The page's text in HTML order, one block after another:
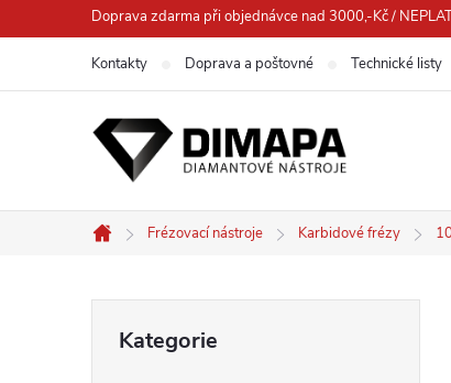
na
Doprava zdarma při objednávce nad 3000,-Kč /
Kontakty Doprava a poštovné Technické listy
Domů
Frézovací nástroje Karbidové frézy
kategorie
Kategorie